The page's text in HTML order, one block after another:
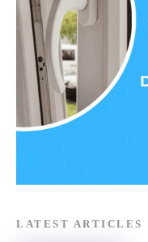
LATEST ARTICLES